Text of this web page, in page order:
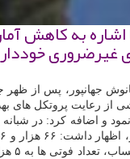
به كاهش
غیرضروری
جهانپور، پس از ظهر
از رعایت پروتکل های
و ۹۲۷ مورد تست تشخیصی در ۱۲۶ آزمایشگاه مورد تأیید وزارت